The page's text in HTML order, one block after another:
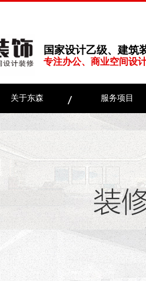
国家设计乙级、建筑
专注办公、商业空间设
关于东森 服务项目